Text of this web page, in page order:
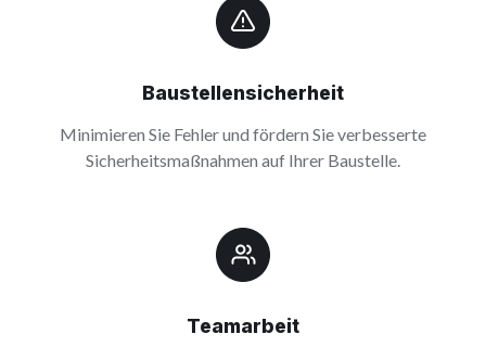
Baustellensicherheit
Minimieren Sie Fehler und fördern Sie verbesserte
Sicherheitsmaßnahmen auf Ihrer Baustelle.
Teamarbeit